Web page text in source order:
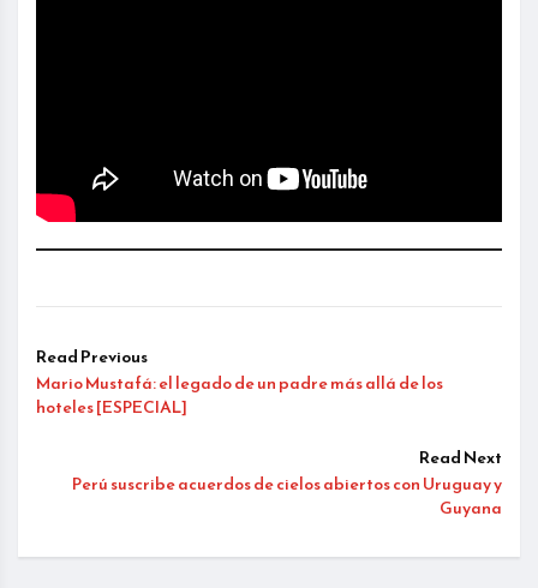
Read Previous
Mario Mustafá: el legado de un padre más allá de los
hoteles [ESPECIAL]
Read Next
Perú suscribe acuerdos de cielos abiertos con Uruguay y
Guyana